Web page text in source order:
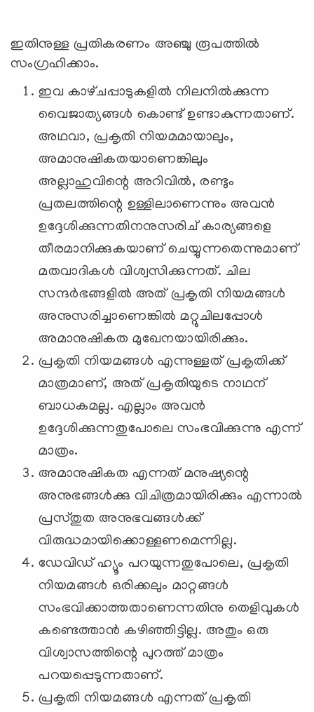
ഇതിനുള്ള പ്രതികരണം അഞ്ചു രൂപത്തിൽ
സംഗ്രഹിക്കാം.
ഇവ കാഴ്‌ചപ്പാടുകളിൽ നിലനിൽക്കുന്ന
വൈജാത്യങ്ങൾ കൊണ്ട് ഉണ്ടാകുന്നതാണ്.
അഥവാ, പ്രകൃതി നിയമമായാലും,
അമാനുഷികതയാണെങ്കിലും
അല്ലാഹുവിന്റെ അറിവിൽ, രണ്ടും
പ്രതലത്തിന്റെ ഉള്ളിലാണെന്നും അവൻ
ഉദ്ദേശിക്കുന്നതിനനുസരിച് കാര്യങ്ങളെ
തീരമാനിക്കുകയാണ് ചെയ്യുന്നതെന്നുമാണ്
മതവാദികള്‍ വിശ്വസിക്കുന്നത്. ചില
സന്ദർഭങ്ങളിൽ അത് പ്രകൃതി നിയമങ്ങൾ
അനുസരിച്ചാണെങ്കിൽ മറ്റുചിലപ്പോള്‍
അമാനുഷികത മുഖേനയായിരിക്കും.
പ്രകൃതി നിയമങ്ങൾ എന്നുള്ളത് പ്രകൃതിക്ക്
മാത്രമാണ്, അത് പ്രകൃതിയുടെ നാഥന്
ബാധകമല്ല. എല്ലാം അവൻ
ഉദ്ദേശിക്കുന്നതുപോലെ സംഭവിക്കുന്നു എന്ന്
മാത്രം.
അമാനുഷികത എന്നത് മനുഷ്യന്റെ
അനുഭങ്ങൾക്കു വിചിത്രമായിരിക്കും എന്നാൽ
പ്രസ്തുത അനുഭവങ്ങൾക്ക്
വിരുദ്ധമായിക്കൊള്ളണമെന്നില്ല.
ഡേവിഡ് ഹ്യൂം പറയുന്നതുപോലെ, പ്രകൃതി
നിയമങ്ങൾ ഒരിക്കലും മാറ്റങ്ങൾ
സംഭവിക്കാത്തതാണെന്നതിനു തെളിവുകൾ
കണ്ടെത്താൻ കഴിഞ്ഞിട്ടില്ല. അതും ഒരു
വിശ്വാസത്തിന്റെ പുറത്ത് മാത്രം
പറയപ്പെടുന്നതാണ്.
പ്രകൃതി നിയമങ്ങൾ എന്നത് പ്രകൃതി